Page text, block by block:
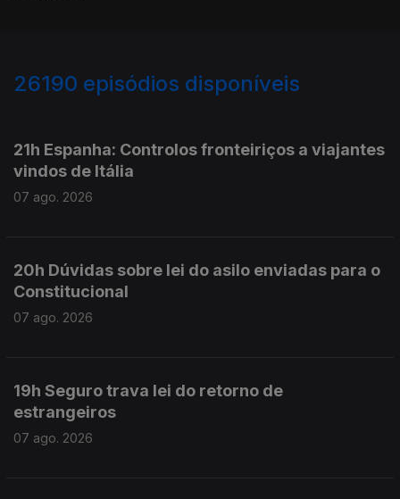
26190 episódios disponíveis
21h Espanha: Controlos fronteiriços a viajantes
vindos de Itália
07 ago. 2026
20h Dúvidas sobre lei do asilo enviadas para o
Constitucional
07 ago. 2026
19h Seguro trava lei do retorno de
estrangeiros
07 ago. 2026